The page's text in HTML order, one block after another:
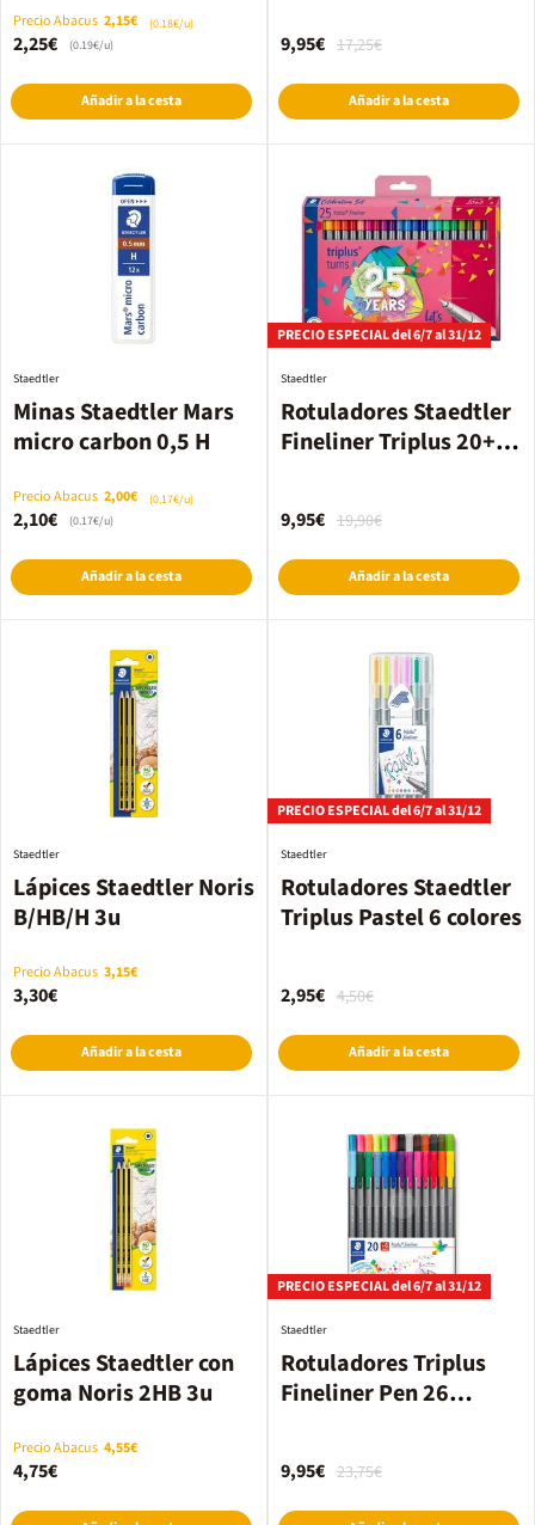
Precio Abacus 2,15€ (0.18€/u)
2,25€ (0.19€/u)
Añadir a la cesta
17,25€
9,95€
Añadir a la cesta
Minas Staedtler Mars
micro carbon 0,5 H
Staedtler
Precio Abacus 2,00€ (0.17€/u)
2,10€ (0.17€/u)
Añadir a la cesta
PRECIO ESPECIAL del 6/7 al 31/12
Rotuladores Staedtler
Fineliner Triplus 20+5
Staedtler
19,90€
9,95€
Añadir a la cesta
Lápices Staedtler Noris
B/HB/H 3u
Staedtler
Precio Abacus 3,15€
3,30€
Añadir a la cesta
PRECIO ESPECIAL del 6/7 al 31/12
Rotuladores Staedtler
Triplus Pastel 6 colores
Staedtler
4,50€
2,95€
Añadir a la cesta
Lápices Staedtler con
goma Noris 2HB 3u
Staedtler
Precio Abacus 4,55€
4,75€
PRECIO ESPECIAL del 6/7 al 31/12
Rotuladores Triplus
Fineliner Pen 26
Staedtler
23,75€
9,95€